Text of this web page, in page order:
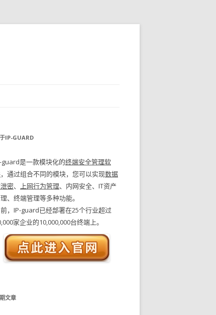
IP-GUARD
guard是一款模块化的终端安全管理软
，通过组合不同的模块，您可以实现数据
密、 上网行为管理、内网安全、IT资产
、终端管理等多种功能。
前，IP-guard已经部署在25个行业超过
家企业的10,000,000台终端上。
文章